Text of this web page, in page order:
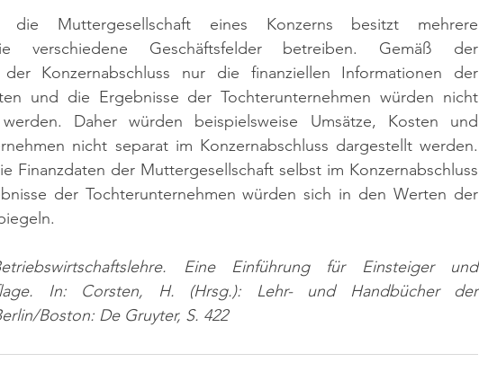
die Muttergesellschaft eines Konzerns besitzt mehrere
verschiedene Geschäftsfelder betreiben. Gemäß der
Konzernabschluss nur die finanziellen Informationen der
und die Ergebnisse der Tochterunternehmen würden nicht
Daher würden beispielsweise Umsätze, Kosten und
nicht separat im Konzernabschluss dargestellt werden.
Finanzdaten der Muttergesellschaft selbst im Konzernabschluss
der Tochterunternehmen würden sich in den Werten der
Eine Einführung für Einsteiger und
In: Corsten, H. (Hrsg.): Lehr- und Handbücher der
Boston: De Gruyter, S. 422